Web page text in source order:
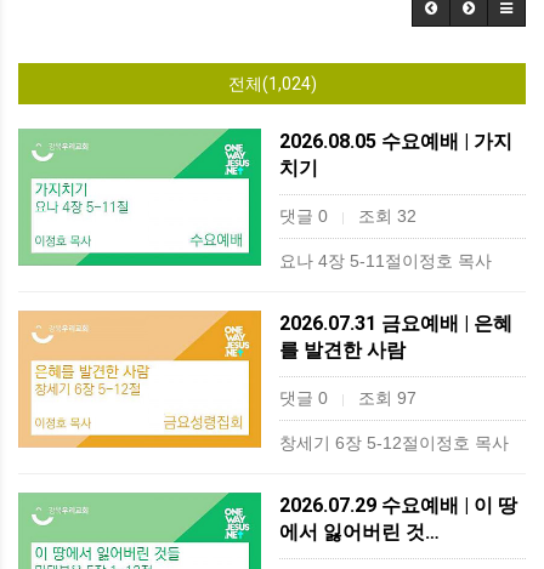
전체(1,024)
2026.08.05 수요예배 | 가지
치기
댓글 0 | 조회 32
요나 4장 5-11절이정호 목사
2026.07.31 금요예배 | 은혜
를 발견한 사람
댓글 0 | 조회 97
창세기 6장 5-12절이정호 목사
2026.07.29 수요예배 | 이 땅
에서 잃어버린 것…